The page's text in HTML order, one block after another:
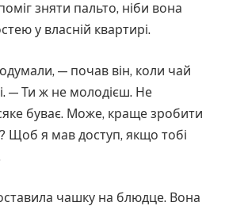
зняти пальто, ніби вона
у власній квартирі.
— почав він, коли чай
— Ти ж не молодієш. Не
буває. Може, краще зробити
Щоб я мав доступ, якщо тобі
чашку на блюдце. Вона